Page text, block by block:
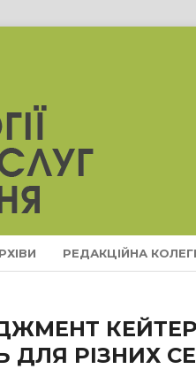
РЕДАКЦІЙНА
ДЛЯ РІЗНИХ